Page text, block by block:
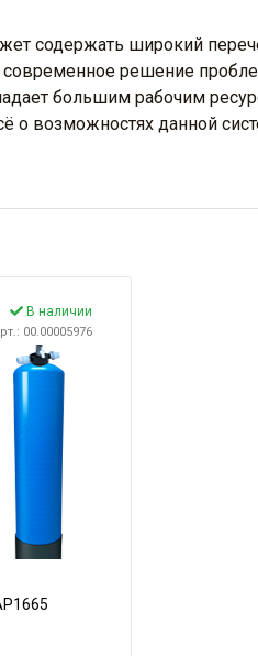
содержать широкий
современное решение
большим рабочим
о возможностях данной
В наличии
00.00005976